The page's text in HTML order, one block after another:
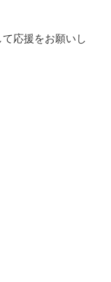
応援をお願いし